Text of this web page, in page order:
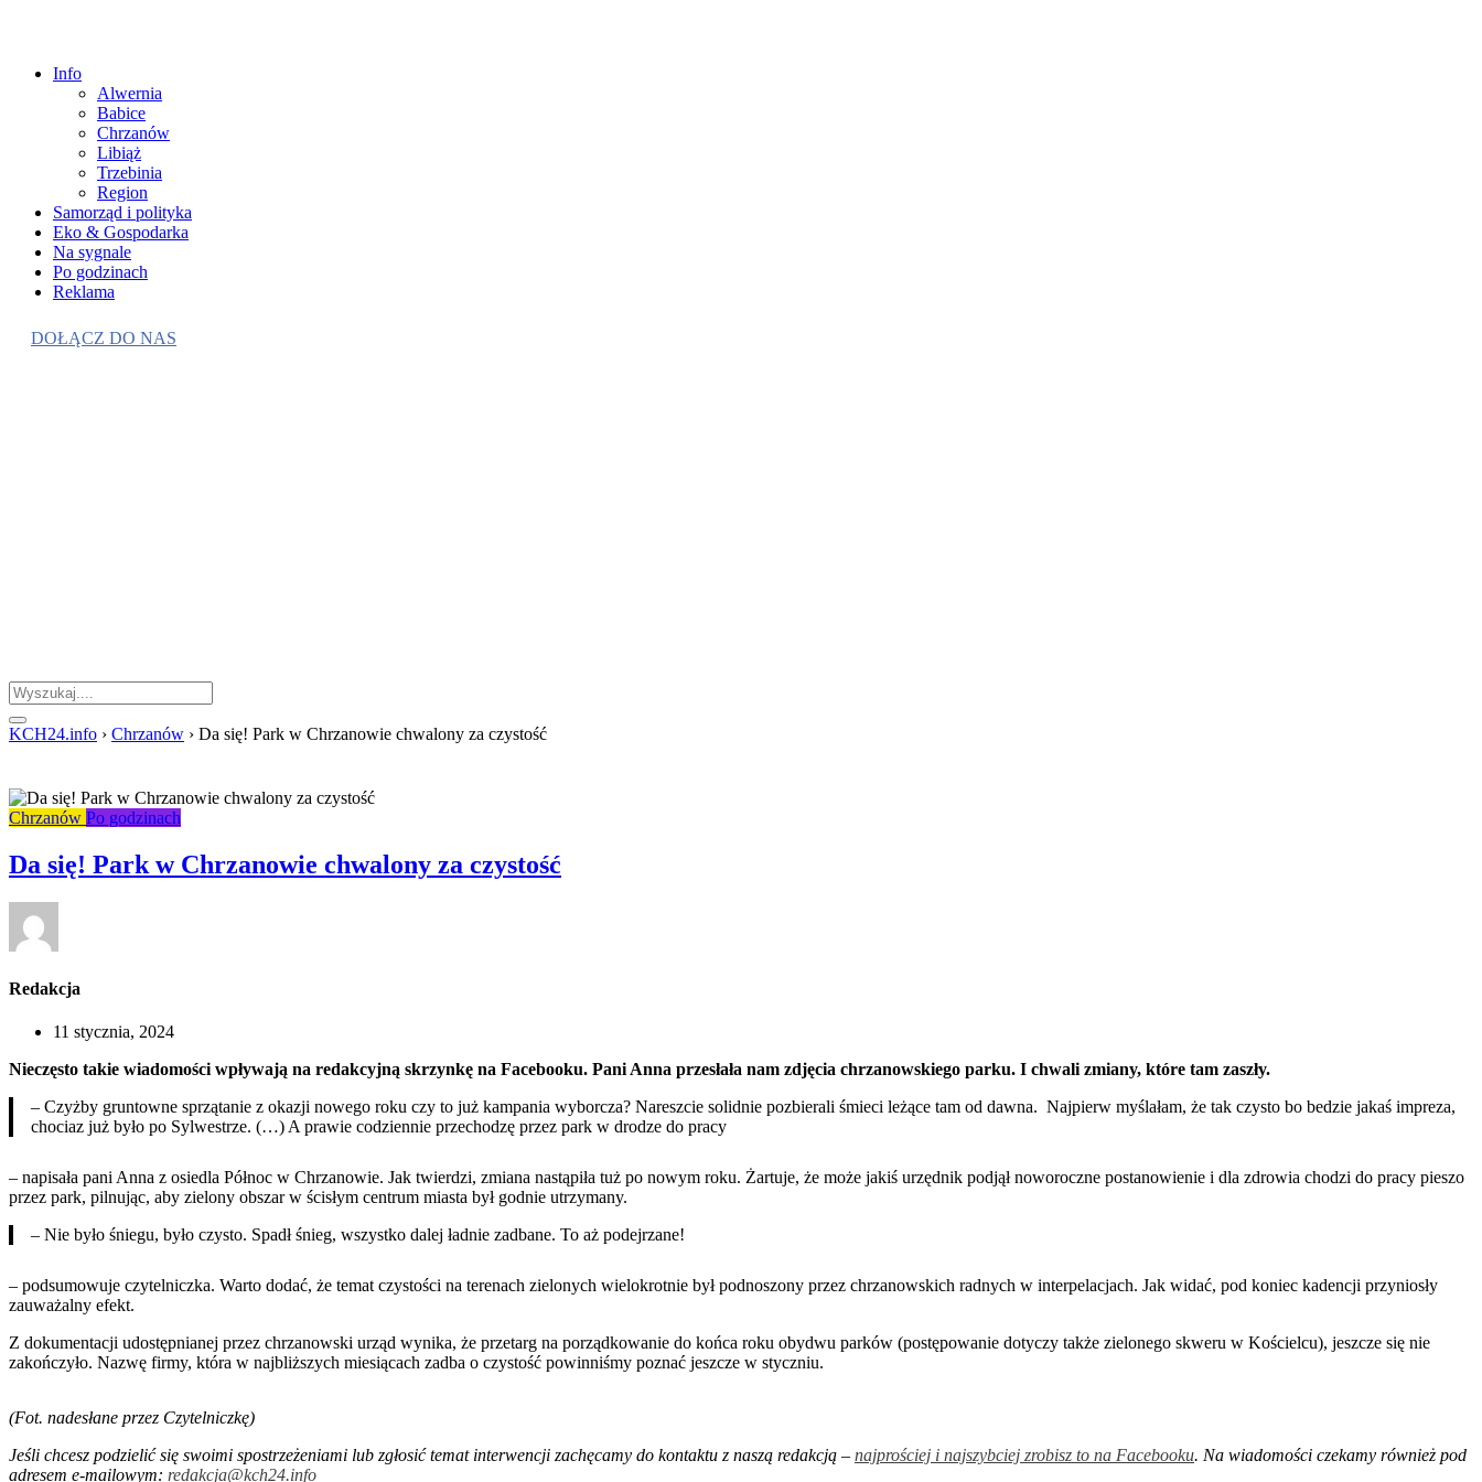
Info
Alwernia
Babice
Chrzanów
Libiąż
Trzebinia
Region
Samorząd i polityka
Eko & Gospodarka
Na sygnale
Po godzinach
Reklama
DOŁĄCZ DO NAS
KCH24.info › Chrzanów › Da się! Park w Chrzanowie chwalony za czystość
Chrzanów Po godzinach
Da się! Park w Chrzanowie chwalony za czystość
Redakcja
11 stycznia, 2024
Nieczęsto takie wiadomości wpływają na redakcyjną skrzynkę na Facebooku. Pani Anna przesłała nam zdjęcia chrzanowskiego parku. I chwali zmiany, które tam zaszły.
– Czyżby gruntowne sprzątanie z okazji nowego roku czy to już kampania wyborcza? Nareszcie solidnie pozbierali śmieci leżące tam od dawna. Najpierw myślałam, że tak czysto bo bedzie jakaś impreza,
chociaz już było po Sylwestrze. (…) A prawie codziennie przechodzę przez park w drodze do pracy
– napisała pani Anna z osiedla Północ w Chrzanowie. Jak twierdzi, zmiana nastąpiła tuż po nowym roku. Żartuje, że może jakiś urzędnik podjął noworoczne postanowienie i dla zdrowia chodzi do pracy pieszo
przez park, pilnując, aby zielony obszar w ścisłym centrum miasta był godnie utrzymany.
– Nie było śniegu, było czysto. Spadł śnieg, wszystko dalej ładnie zadbane. To aż podejrzane!
– podsumowuje czytelniczka. Warto dodać, że temat czystości na terenach zielonych wielokrotnie był podnoszony przez chrzanowskich radnych w interpelacjach. Jak widać, pod koniec kadencji przyniosły
zauważalny efekt.
Z dokumentacji udostępnianej przez chrzanowski urząd wynika, że przetarg na porządkowanie do końca roku obydwu parków (postępowanie dotyczy także zielonego skweru w Kościelcu), jeszcze się nie
zakończyło. Nazwę firmy, która w najbliższych miesiącach zadba o czystość powinniśmy poznać jeszcze w styczniu.
(Fot. nadesłane przez Czytelniczkę)
Jeśli chcesz podzielić się swoimi spostrzeżeniami lub zgłosić temat interwencji zachęcamy do kontaktu z naszą redakcją – najprościej i najszybciej zrobisz to na Facebooku. Na wiadomości czekamy również pod
adresem e-mailowym: redakcja@kch24.info